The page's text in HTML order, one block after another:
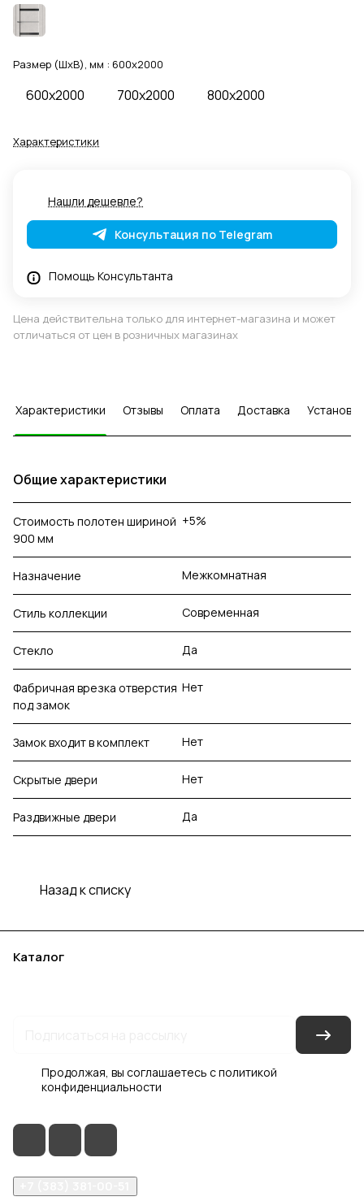
Размер (ШхВ), мм : 600x2000
600x2000 700x2000 800x2000
Характеристики
Нашли дешевле?
Консультация по Telegram
Помощь Консультанта
Цена действительна только для интернет-магазина и может
отличаться от цен в розничных магазинах
Характеристики Отзывы Оплата Доставка Установка
Общие характеристики
Стоимость полотен шириной
900 мм
+5%
Назначение Межкомнатная
Стиль коллекции Современная
Стекло Да
Фабричная врезка отверстия
под замок
Нет
Замок входит в комплект Нет
Скрытые двери Нет
Раздвижные двери Да
Назад к списку
Каталог
Продолжая, вы соглашаетесь сполитикой
конфиденциальности